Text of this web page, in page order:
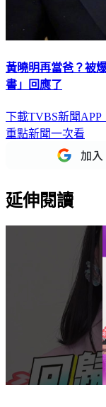
黃曉明再當爸？被
下載TVBS新聞APP
重點新聞一次看